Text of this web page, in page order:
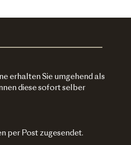
erhalten Sie umgehend als
diese sofort selber
per Post zugesendet.